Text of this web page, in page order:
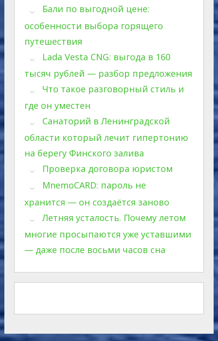
Бали по выгодной цене:
особенности выбора горящего
путешествия
Lada Vesta CNG: выгода в 160
тысяч рублей — разбор предложения
Что такое разговорный стиль и
где он уместен
Санаторий в Ленинградской
области который лечит гипертонию
на берегу Финского залива
Проверка договора юристом
MnemoCARD: пароль не
хранится — он создаётся заново
Летняя усталость. Почему летом
многие просыпаются уже уставшими
— даже после восьми часов сна